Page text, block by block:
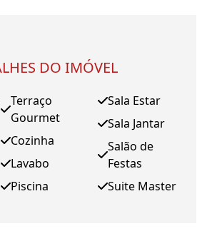
DO IMÓVEL
Terraço
Gourmet
Cozinha
Lavabo
Piscina
Sala Estar
Sala Jantar
Salão de
Festas
Suite Master